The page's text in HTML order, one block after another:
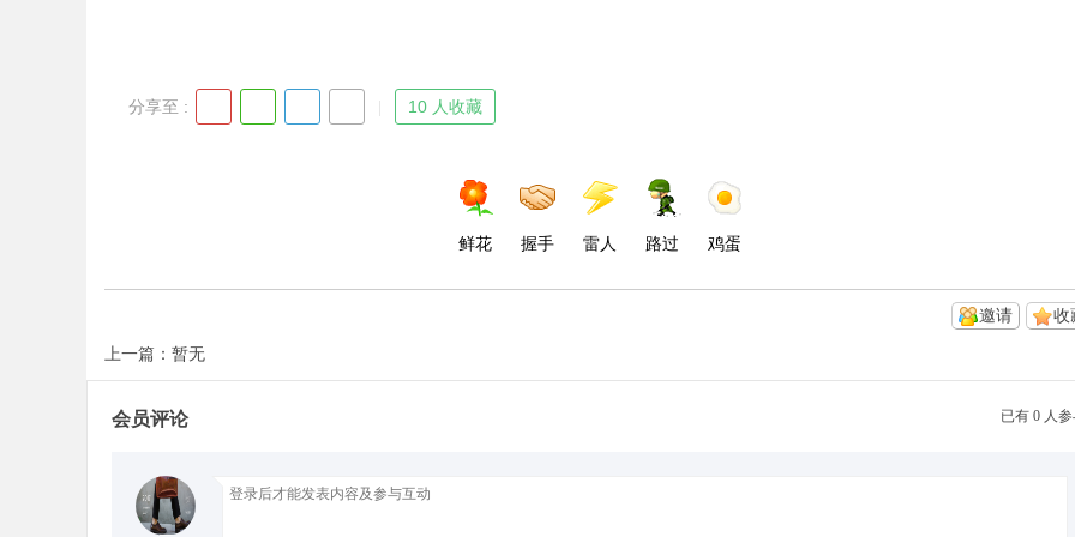
分享至 : 10 人收藏
鲜花 握手 雷人 路过 鸡蛋
收
邀请
上一篇：暂无
已有 0 人
会员评论